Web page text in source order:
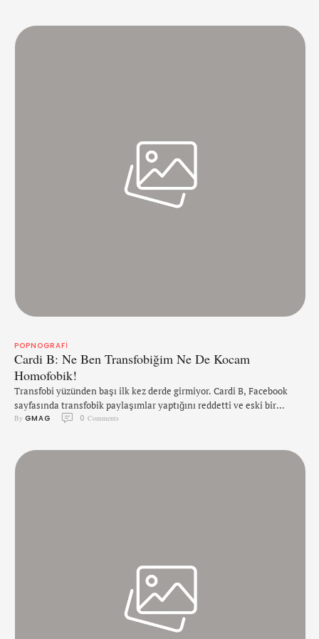
gitti. Don'te ve D'Andrew Leaphart, 'Divorce Court' isimli realite
şovunun geçtiğimiz bölümünde boşandı. Cardi B hayranı …
POPNOGRAFI
Cardi B: Ne Ben Transfobiğim Ne De Kocam
Homofobik!
Transfobi yüzünden başı ilk kez derde girmiyor. Cardi B, Facebook
sayfasında transfobik paylaşımlar yaptığını reddetti ve eski bir
çalışanını suçladı. %CODE1% Twitter'ında açıklama yapan Cardi B,
paylaşımların yapıldığı Facebook sayfasına tek erişimi olan kişinin o
olduğunu söyledi. Bu tweetin ardından Facebook sayfasındaki
By GMAG 0 Comments